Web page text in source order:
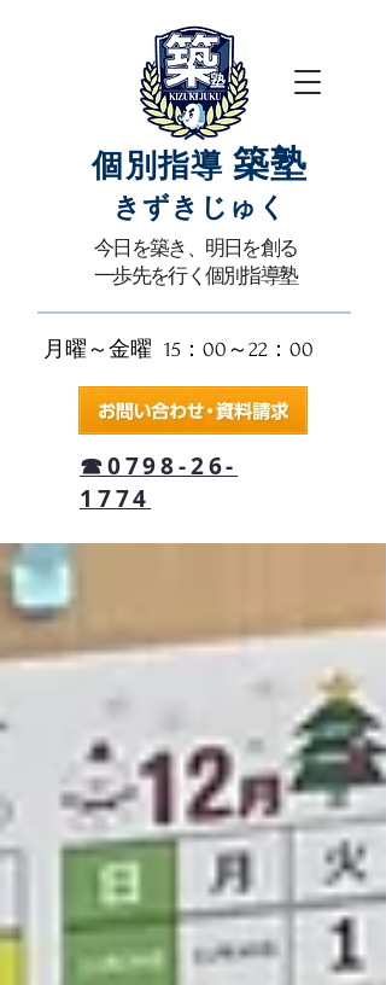
​今日を築き、明日を創る
一歩先を行く個別指導塾
月曜～金曜 15：00～22：00​
☎0798-26-
1774
個別指導 築塾
きずきじゅく​